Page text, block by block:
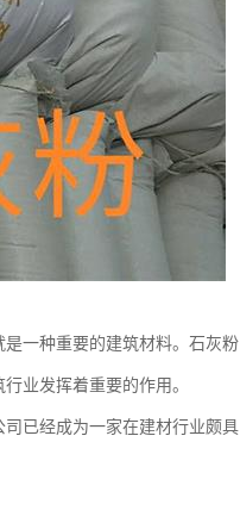
一种重要的建筑材料。石灰粉
业发挥着重要的作用。
已经成为一家在建材行业颇具